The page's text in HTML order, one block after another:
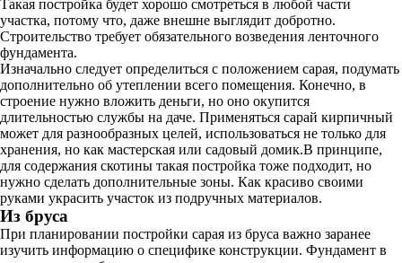
Такая постройка будет хорошо смотреться в любой части
участка, потому что, даже внешне выглядит добротно.
Строительство требует обязательного возведения ленточного
фундамента.
Изначально следует определиться с положением сарая, подумать
дополнительно об утеплении всего помещения. Конечно, в
строение нужно вложить деньги, но оно окупится
длительностью службы на даче. Применяться сарай кирпичный
может для разнообразных целей, использоваться не только для
хранения, но как мастерская или садовый домик.В принципе,
для содержания скотины такая постройка тоже подходит, но
нужно сделать дополнительные зоны. Как красиво своими
руками украсить участок из подручных материалов.
Из бруса
При планировании постройки сарая из бруса важно заранее
изучить информацию о специфике конструкции. Фундамент в